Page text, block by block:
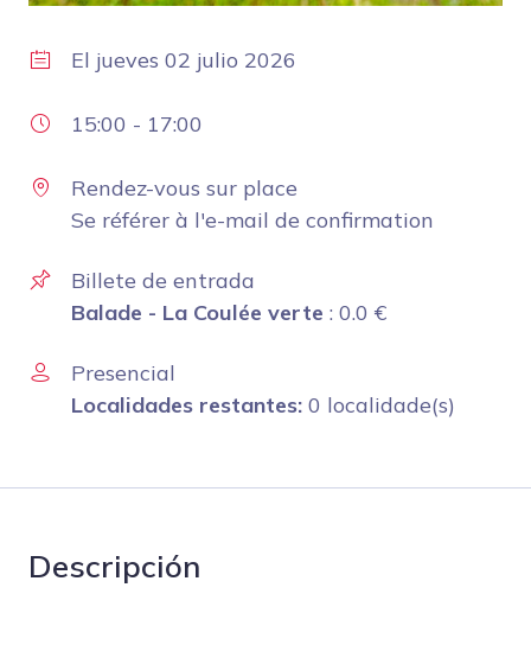
El jueves 02 julio 2026
15:00 - 17:00
Rendez-vous sur place
Se référer à l'e-mail de confirmation
Billete de entrada
Balade - La Coulée verte : 0.0 €
Presencial
Localidades restantes: 0 localidade(s)
Descripción